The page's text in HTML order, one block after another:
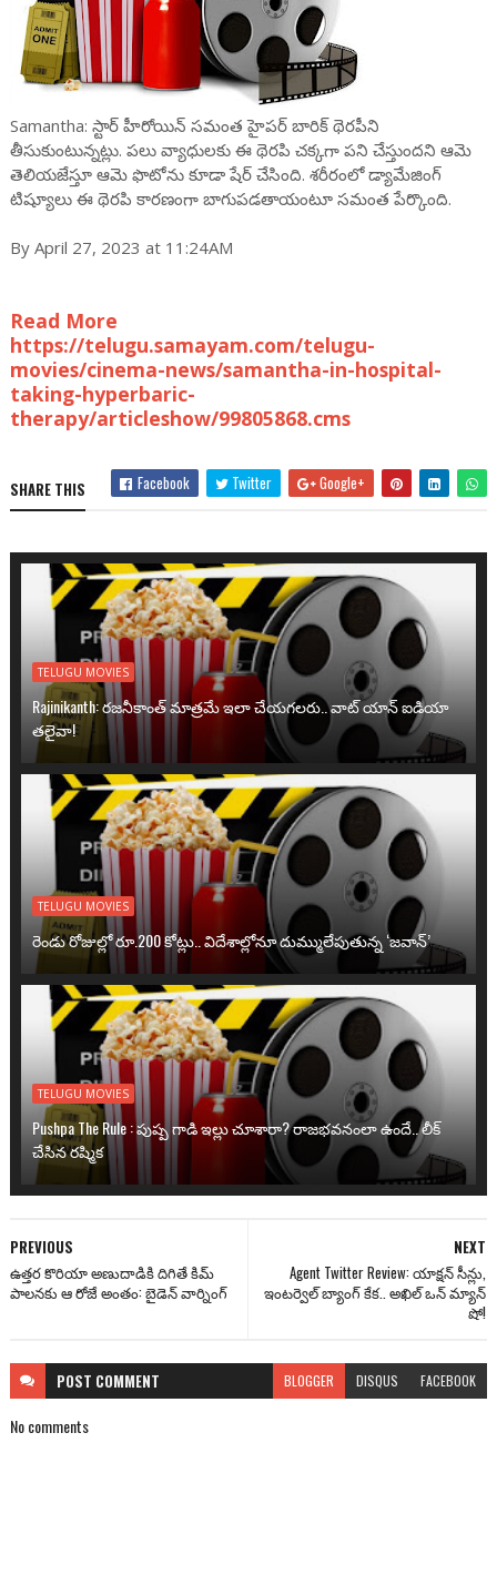
Samantha: స్టార్ హీరోయిన్ సమంత హైప‌ర్ బారిక్ థెర‌పీని
తీసుకుంటున్న‌ట్లు. ప‌లు వ్యాధుల‌కు ఈ థెర‌పి చ‌క్క‌గా ప‌ని చేస్తుంద‌ని ఆమె
తెలియ‌జేస్తూ ఆమె ఫొటోను కూడా షేర్ చేసింది. శ‌రీరంలో డ్యామేజింగ్
టిష్యూలు ఈ థెర‌పి కార‌ణంగా బాగుప‌డ‌తాయంటూ స‌మంత పేర్కొంది.
By April 27, 2023 at 11:24AM
Read More
https://telugu.samayam.com/telugu-
movies/cinema-news/samantha-in-hospital-
taking-hyperbaric-
therapy/articleshow/99805868.cms
SHARE THIS Facebook Twitter Google+
TELUGU MOVIES
Rajinikanth: రజనీకాంత్ మాత్రమే ఇలా చేయగలరు.. వాట్ యాన్ ఐడియా
తలైవా!
TELUGU MOVIES
రెండు రోజుల్లో రూ.200 కోట్లు.. విదేశాల్లోనూ దుమ్ములేపుతున్న ‘జవాన్’
TELUGU MOVIES
Pushpa The Rule : పుష్ప గాడి ఇల్లు చూశారా? రాజభవనంలా ఉందే.. లీక్
చేసిన రష్మిక
NEXT
Agent Twitter Review: యాక్షన్ సీన్లు,
ఇంటర్వెల్ బ్యాంగ్ కేక.. అఖిల్ ఒన్ మ్యాన్
షో!
PREVIOUS
ఉత్తర కొరియా అణుదాడికి దిగితే కిమ్
పాలనకు ఆ రోజే అంతం: బైడెన్ వార్నింగ్
POST COMMENT BLOGGER DISQUS FACEBOOK
No comments